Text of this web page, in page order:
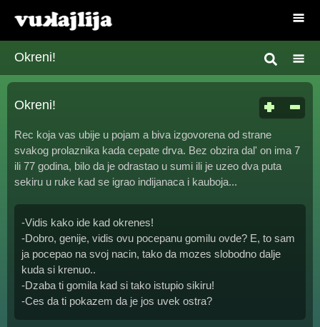
Okreni!
Okreni!
Rec koja vas ubije u pojam a biva izgovorena od strane
svakog prolaznika kada cepate drva. Bez obzira dal' on ima 7
ili 77 godina, bilo da je odrastao u sumi ili je uzeo dva puta
sekiru u ruke kad se igrao indijanaca i kauboja...
-Vidis kako ide kad okrenes!
-Dobro, genije, vidis ovu pocepanu gomilu ovde? E, to sam
ja pocepao na svoj nacin, tako da mozes slobodno dalje
kuda si krenuo..
-Dzaba ti gomila kad si tako istupio sikiru!
-Ces da ti pokazem da je jos uvek ostra?